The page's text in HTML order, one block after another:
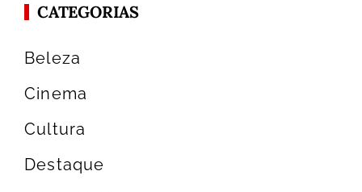
CATEGORIAS
Beleza
Cinema
Cultura
Destaque